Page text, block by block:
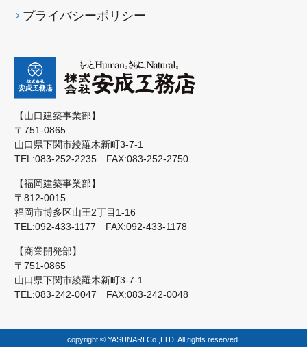
【山口建築事業部】
〒751-0865
山口県下関市綾羅木新町3-7-1
TEL:083-252-2235 FAX:083-252-2750
【福岡建築事業部】
〒812-0015
福岡市博多区山王2丁目1-16
TEL:092-433-1177 FAX:092-433-1178
【商業開発部】
〒751-0865
山口県下関市綾羅木新町3-7-1
TEL:083-242-0047 FAX:083-242-0048
プライバシーポリシー
copyright © YASUNARI Co.,LTD. All rights reserved.